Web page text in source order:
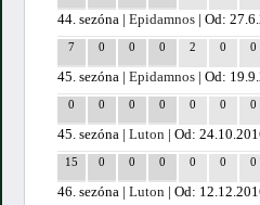
44. sezóna |Epidamnos | Od:
7 0 0 0 2 0 0
45. sezóna |Epidamnos | Od:
0 0 0 0 0 0 0
45. sezóna |Luton | Od:
15 0 0 0 0 0 0
46. sezóna |Luton | Od: